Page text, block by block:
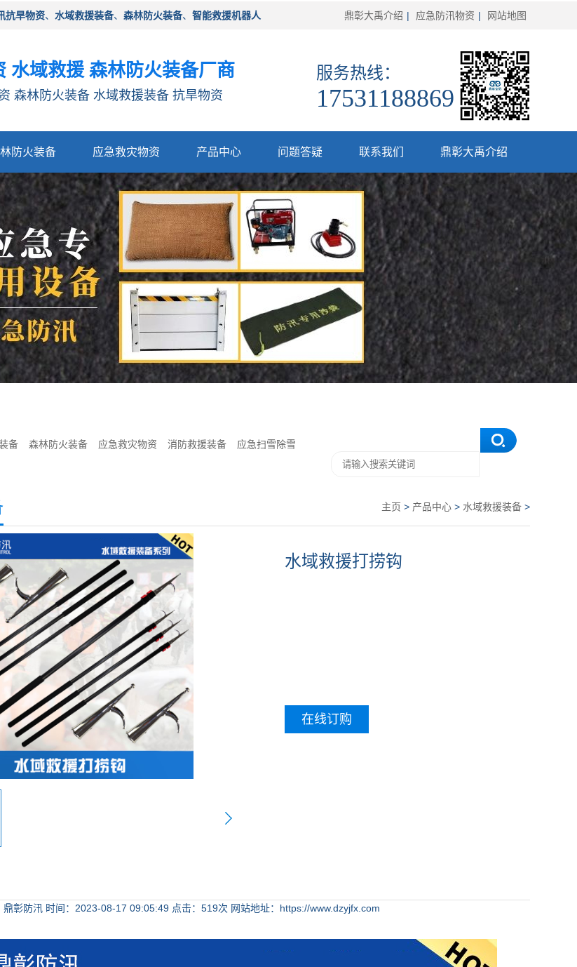
抗旱物资、 水域救援装备、 森林防火装备、 智能救援机器人 鼎彰大禹介绍 | 应急防汛物资 | 网站地图
水域救援 森林防火装备厂商
森林防火装备 水域救援装备 抗旱物资
服务热线：
17531188869
防火装备 应急救灾物资 产品中心 问题答疑 联系我们 鼎彰大禹介绍
备 森林防火装备 应急救灾物资 消防救援装备 应急扫雪除雪
主页 > 产品中心 > 水域救援装备 >
水域救援打捞钩
在线订购
鼎彰防汛 时间：2023-08-17 09:05:49 点击： 519次 网站地址：https://www.dzyjfx.com